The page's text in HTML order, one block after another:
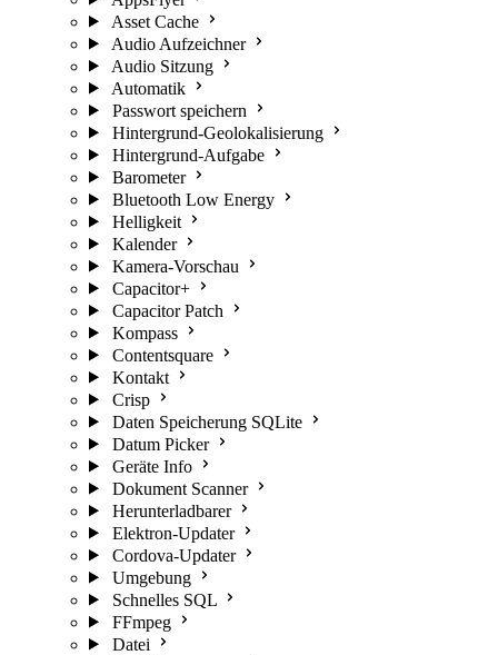
Asset Cache
Audio Aufzeichner
Audio Sitzung
Automatik
Passwort speichern
Hintergrund-Geolokalisierung
Hintergrund-Aufgabe
Barometer
Bluetooth Low Energy
Helligkeit
Kalender
Kamera-Vorschau
Capacitor+
Capacitor Patch
Kompass
Contentsquare
Kontakt
Crisp
Daten Speicherung SQLite
Datum Picker
Geräte Info
Dokument Scanner
Herunterladbarer
Elektron-Updater
Cordova-Updater
Umgebung
Schnelles SQL
FFmpeg
Datei